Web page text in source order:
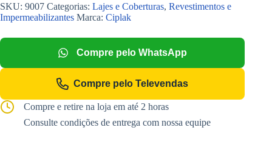
SKU: 9007 Categorias: Lajes e Coberturas, Revestimentos e
Impermeabilizantes Marca: Ciplak
Compre pelo WhatsApp
Compre pelo Televendas
Compre e retire na loja em até 2 horas
Consulte condições de entrega com nossa equipe